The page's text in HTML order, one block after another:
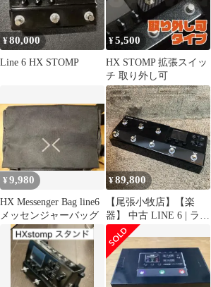
¥80,000
Line 6 HX STOMP
¥5,500
HX STOMP 拡張スイッ
チ 取り外し可
¥9,980
HX Messenger Bag line6
メッセンジャーバッグ
¥89,800
【尾張小牧店】【楽
器】 中古 LINE 6 | ライ
ンシックス エフェクタ
ー HX Stomp XL
【472】